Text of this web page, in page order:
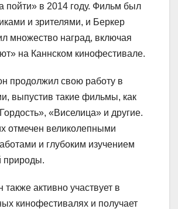
пойти» в 2014 году. Фильм был
и зрителями, и Беркер
множество наград, включая
на Каннском кинофестивале.
продолжил свою работу в
выпустив такие фильмы, как
«Виселица» и другие.
отмечен великолепными
и глубоким изучением
природы.
активно участвует в
кинофестивалях и получает